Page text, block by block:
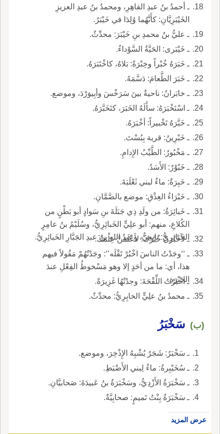
ـ أحمدُ بنُ عبدِ القاهِرِ، ومحمدُ بنُ عبدِ العزيزِ
الخَيْبَرِيَّانِ: كأَنَّهُما وُلِدَا في خَيْبَرُ.
ـ عليُّ بنُ محمدِ بنِ خَيْبَرَ: محدِّثٌ.
ـ خَيْبَرى: الحَيَّةُ السَّوْداءُ.
ـ خَبَرَهُ خُبْراً وخِبْرَةً: بَلاهُ، كاخْتَبَرَهُ.
ـ خَبَرَ الطَّعامَ: دَسَّمَهُ.
ـ خابَرانُ: ناحيةٌ بينَ سَرَخْسَ وأبِيوَرْدَ، وموضع.
ـ اسْتَخْبَرَهُ: سأَلَهُ الخَبَرَ، كتَخَبَّرَهُ.
ـ خَبَّرَهُ تَخْبيراً: أخْبَرَهُ.
ـ خَبْرِينُ: قرية بِبُسْتَ.
ـ مَخْبُورُ: الطَّيِّبُ الإِدامِ.
ـ خَبُوْرٌ: الأَسَدُ.
ـ خَبِرَةٌ: ماءٌ لبني ثَعْلَبَةَ.
ـ خَبْرَاءُ العِذْقِ: موضع بالصَّمَّانِ.
ـ خَبائِرَةُ: من ولَدِ ذِي جَبَلَةَ بنِ سَوادٍ أبو بَطْنٍ من
الكُلاعِ، منهم: أبو علِيٍّ الخَبائِرِيُّ، وسُلَيْمُ بنُ عامِرٍ
الخَبائِرِيُّ: تابِعِيٌّ، وعبدُ اللهِ بنُ عبدِ الجَبَّارِ الخَبائِرِيُّ.
ـ لأَخْبُرَنَّ خُبْرَكَ: لأَعْلَمَنَّ عِلْمَكَ.
ـ ‘‘وجَدْتُ الناسَ اخْبُرْ تَقْلَه’‘: وجَدْتُهُمْ مَقُولاً فيهم
هذا، أي: ما من أحَدٍ إلا وهو مَسْخوطُ الفِعْلِ عندَ
الخِبْرَةِ.ـ أخْبَرْتُ اللِّقْحَةَ: وجدْتُهُا غَزِيرَةً.
ـ محمدُ بنُ علِيٍّ الخابِرِيُّ: محدِّثٌ.
(ب) سَخْبَرُ
ـ سَخْبَرُ: شَجَرٌ يُشْبِهُ الإِذْخِرَ، وموضع.
ـ سُخَيْبِرةُ: ماءٌ لِبني الأَضْبَطِ.
ـ سَخْبَرَةُ الأَزْدِيُّ، وسَخْبَرَةُ بنُ عَبيدَةَ: صَحابيَّانِ.
ـ سَخْبَرَةُ بِنْتُ تَميمٍ: صحابِيَّةٌ.
عرض المزيد